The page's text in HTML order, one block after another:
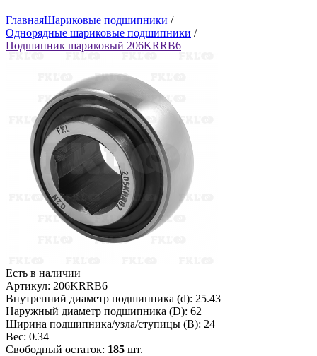
ГлавнаяШариковые подшипники /
Однорядные шариковые подшипники /
Подшипник шариковый 206KRRB6
Есть в наличии
Артикул: 206KRRB6
Внутренний диаметр подшипника (d): 25.43
Наружный диаметр подшипника (D): 62
Ширина подшипника/узла/ступицы (B): 24
Вес: 0.34
Свободный остаток: 185 шт.